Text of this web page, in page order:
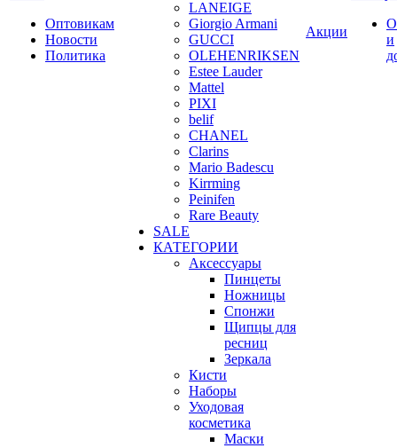
Оптовикам
Новости
Политика
LANEIGE
Giorgio Armani
GUCCI
OLEHENRIKSEN
Estee Lauder
Mattel
PIXI
belif
CHANEL
Clarins
Mario Badescu
Kirrming
Peinifen
Rare Beauty
SALE
КАТЕГОРИИ
Аксессуары
Пинцеты
Ножницы
Спонжи
Щипцы для
ресниц
Зеркала
Кисти
Наборы
Уходовая
косметика
Маски
Акции
и